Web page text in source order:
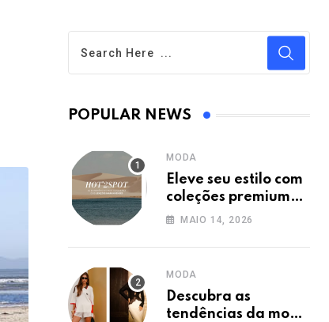
POPULAR NEWS
MODA
Eleve seu estilo com
coleções premium
na Shop2Gether
MAIO 14, 2026
MODA
Descubra as
tendências da moda